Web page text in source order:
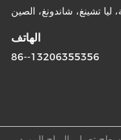
الهاتف
86--13206355356